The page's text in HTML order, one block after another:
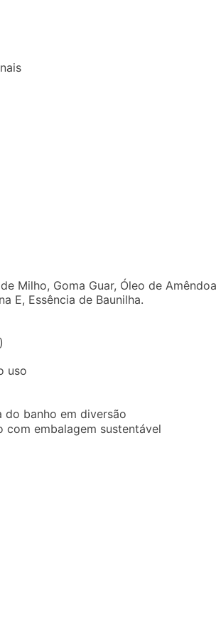
Milho, Goma Guar, Óleo de
E, Essência de Baunilha.
uso
do banho em diversão
embalagem sustentável